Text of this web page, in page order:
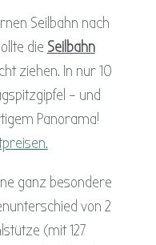
Seilbahn nach
die Seilbahn
ziehen. In nur 10
– und
Panorama!
ganz besondere
von 2
(mit 127